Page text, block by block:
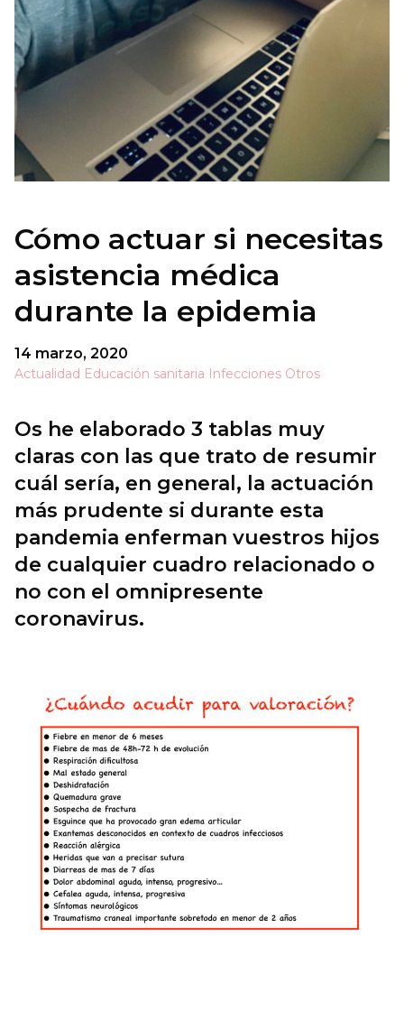
Cómo actuar si necesitas
asistencia médica
durante la epidemia
14 marzo, 2020
Actualidad Educación sanitaria Infecciones Otros
Os he elaborado 3 tablas muy
claras con las que trato de resumir
cuál sería, en general, la actuación
más prudente si durante esta
pandemia enferman vuestros hijos
de cualquier cuadro relacionado o
no con el omnipresente
coronavirus.